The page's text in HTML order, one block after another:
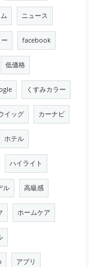
ニュース
facebook
低価格
くすみカラー
イッグ カーナビ
ホテル
ハイライト
ル 高級感
ホームケア
アプリ